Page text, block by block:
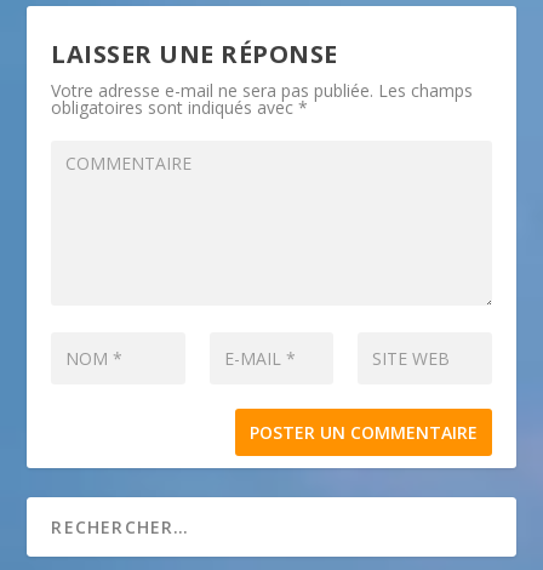
LAISSER UNE RÉPONSE
Votre adresse e-mail ne sera pas publiée. Les champs
obligatoires sont indiqués avec*